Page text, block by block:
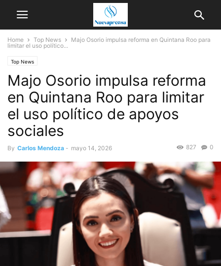
Home Top News
Majo Osorio impulsa reforma en Quintana Roo para
limitar el uso político...
Top News
Majo Osorio impulsa reforma
en Quintana Roo para limitar
el uso político de apoyos
sociales
By Carlos Mendoza - mayo 14, 2026 0
827